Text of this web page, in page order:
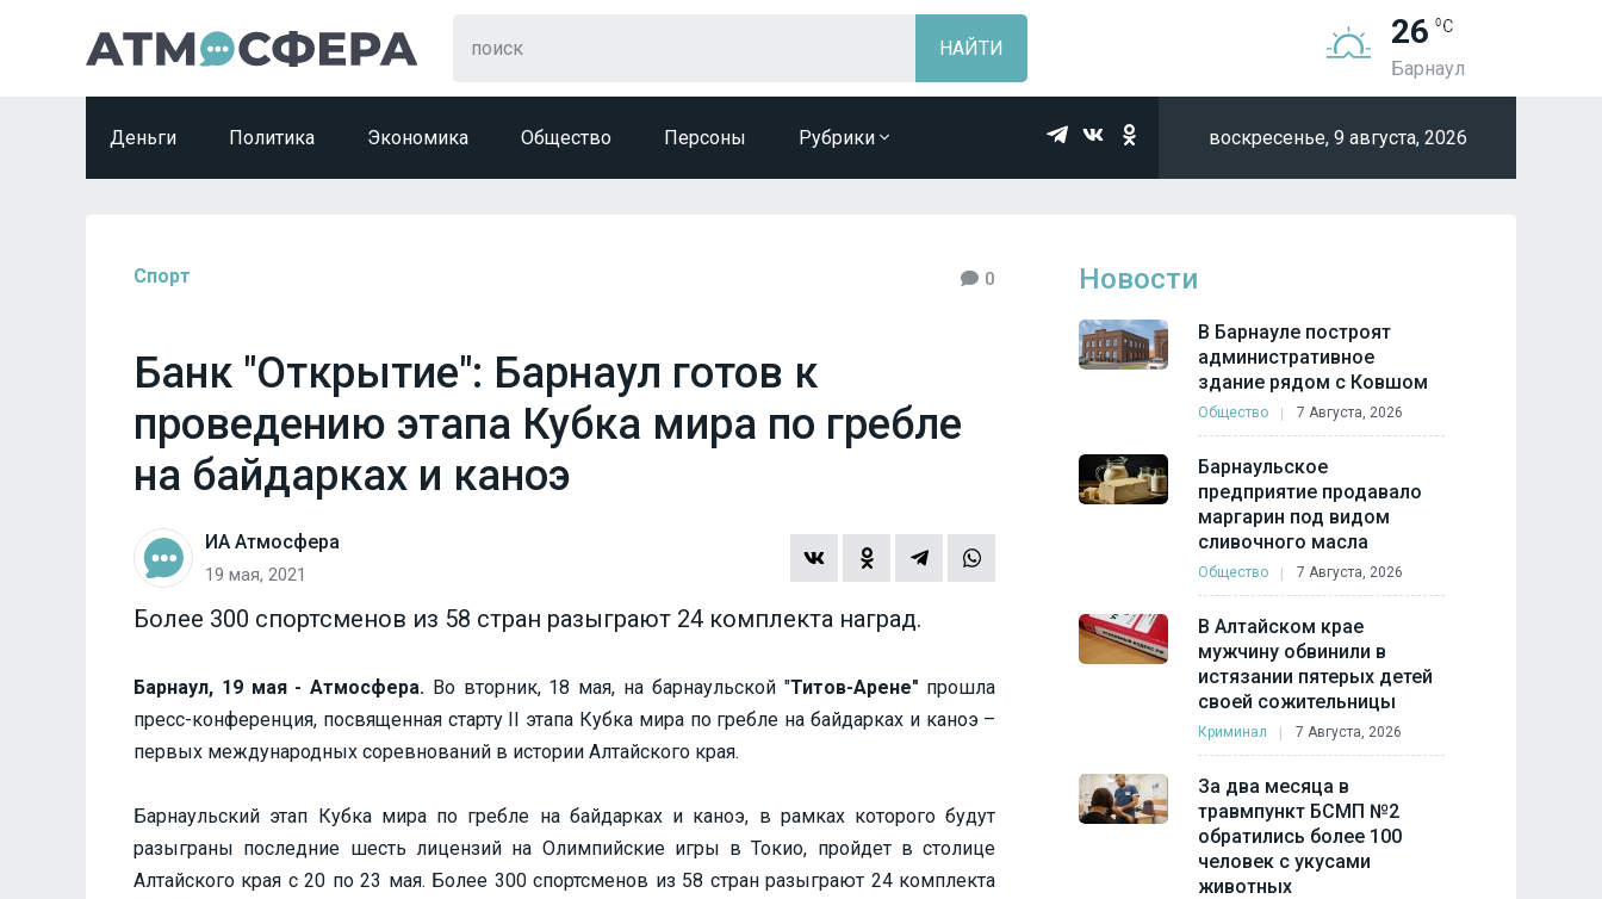
26
Барнаул
Деньги Политика Экономика Общество Персоны Рубрики воскресенье, 9 августа, 2026
Спорт 0
Банк "Открытие": Барнаул готов к
проведению этапа Кубка мира по гребле
на байдарках и каноэ
ИА Атмосфера
19 мая, 2021
Более 300 спортсменов из 58 стран разыграют 24 комплекта наград.
Барнаул, 19 мая - Атмосфера. Во вторник, 18 мая, на барнаульской "Титов-Арене" прошла
пресс-конференция, посвященная старту II этапа Кубка мира по гребле на байдарках и каноэ –
первых международных соревнований в истории Алтайского края.
Барнаульский этап Кубка мира по гребле на байдарках и каноэ, в рамках которого будут
разыграны последние шесть лицензий на Олимпийские игры в Токио, пройдет в столице
Алтайского края с 20 по 23 мая. Более 300 спортсменов из 58 стран разыграют 24 комплекта
Новости
В Барнауле построят
административное
здание рядом с Ковшом
Общество 7 Августа, 2026
Барнаульское
предприятие продавало
маргарин под видом
сливочного масла
Общество 7 Августа, 2026
В Алтайском крае
мужчину обвинили в
истязании пятерых детей
своей сожительницы
Криминал 7 Августа, 2026
За два месяца в
травмпункт БСМП №2
обратились более 100
человек с укусами
животных